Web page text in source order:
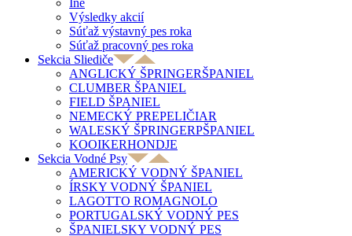
Iné
Výsledky akcií
Súťaž výstavný pes roka
Súťaž pracovný pes roka
Sekcia Sliediče
ANGLICKÝ ŠPRINGERŠPANIEL
CLUMBER ŠPANIEL
FIELD ŠPANIEL
NEMECKÝ PREPELIČIAR
WALESKÝ ŠPRINGERPŠPANIEL
KOOIKERHONDJE
Sekcia Vodné Psy
AMERICKÝ VODNÝ ŠPANIEL
ÍRSKY VODNÝ ŠPANIEL
LAGOTTO ROMAGNOLO
PORTUGALSKÝ VODNÝ PES
ŠPANIELSKY VODNÝ PES